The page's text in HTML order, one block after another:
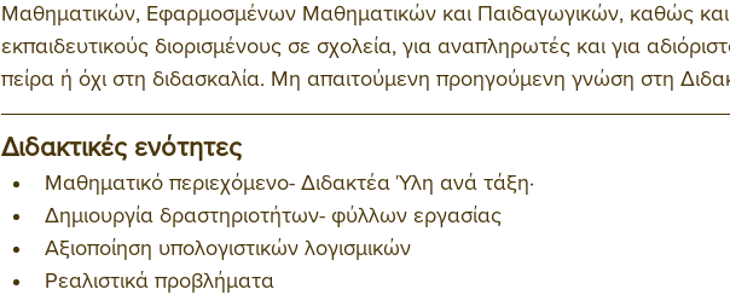
Μαθηματικών, Εφαρμοσμένων Μαθηματικών και Παιδαγωγικών, καθώς και
εκπαιδευτικούς διορισμένους σε σχολεία, για αναπληρωτές και για
πείρα ή όχι στη διδασκαλία. Μη απαιτούμενη προηγούμενη γνώση στη
Διδακτικές ενότητες
Μαθηματικό περιεχόμενο- Διδακτέα Ύλη ανά τάξη·
Δημιουργία δραστηριοτήτων- φύλλων εργασίας
Αξιοποίηση υπολογιστικών λογισμικών
Ρεαλιστικά προβλήματα